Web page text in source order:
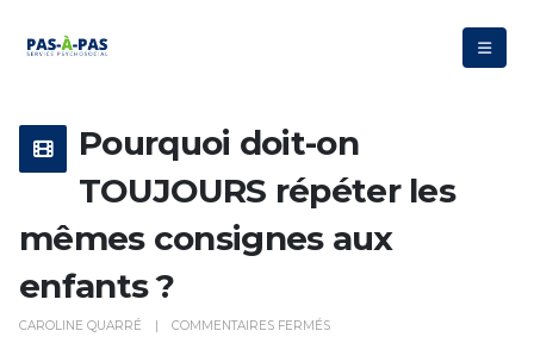
Pourquoi doit-on
TOUJOURS répéter les
mêmes consignes aux
enfants ?
CAROLINE QUARRÉ COMMENTAIRES FERMÉSSUR